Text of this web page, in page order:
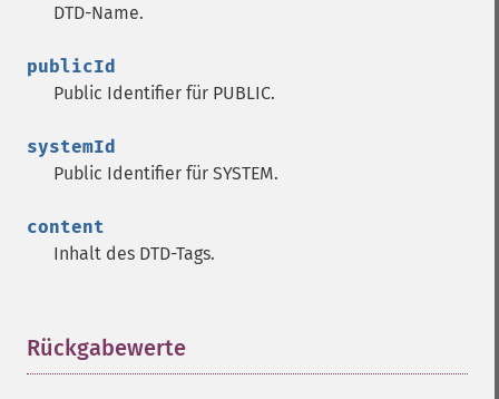
DTD-Name.
publicId
Public Identifier für PUBLIC.
systemId
Public Identifier für SYSTEM.
content
Inhalt des DTD-Tags.
Rückgabewerte